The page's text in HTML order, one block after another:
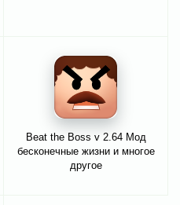
Beat the Boss v 2.64 Мод
бесконечные жизни и многое
другое